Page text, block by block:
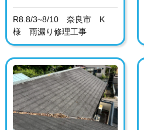
R8.8/3~8/10 奈良市 K
様 雨漏り修理工事